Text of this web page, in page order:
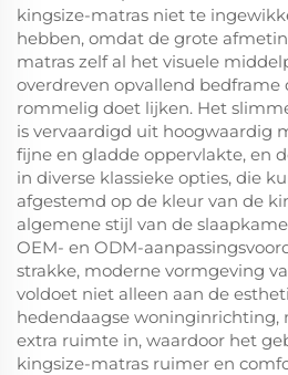
kingsize-matras niet te
hebben, omdat de grote
matras zelf al het visuele
overdreven opvallend
rommelig doet lijken. Het
is vervaardigd uit hoogwaardig
fijne en gladde oppervlakte, en
in diverse klassieke opties, die
afgestemd op de kleur van de
algemene stijl van de
OEM- en ODM-
strakke, moderne vormgeving
voldoet niet alleen aan de
hedendaagse woninginrichting,
extra ruimte in, waardoor het
kingsize-matras ruimer en